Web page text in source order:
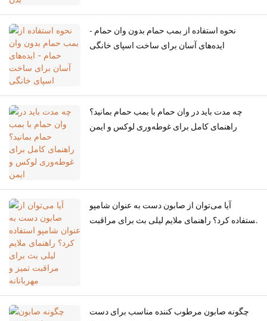
نحوه استفاده از بمب حمام بدون وان حمام -
ایده‌های آسان برای ساخت اسپای خانگی
چه مدت باید در وان حمام با بمب حمام بمانید؟
راهنمای کامل برای غوطه‌وری لوکس و ایمن
آیا می‌توان از صابون دست به عنوان شامپو
استفاده کرد؟ راهنمای ملایم لیلی بث برای مراقبت
چگونه صابون مرطوب کننده مناسب برای دست